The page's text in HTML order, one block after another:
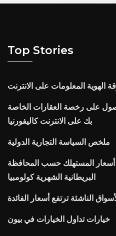
Top Stories
الهوية المعلومات على الانترنت
على رخصة العقارات الخاصة
بك على الانترنت كاليفورنيا
ملخص السياسة التجارية الدولية
المستهلك حسب المحافظة
البريطانية الشهرية كولومبيا
الناشئة ترتفع أسعار الفائدة
خيارات تداول الخيارات في بيون